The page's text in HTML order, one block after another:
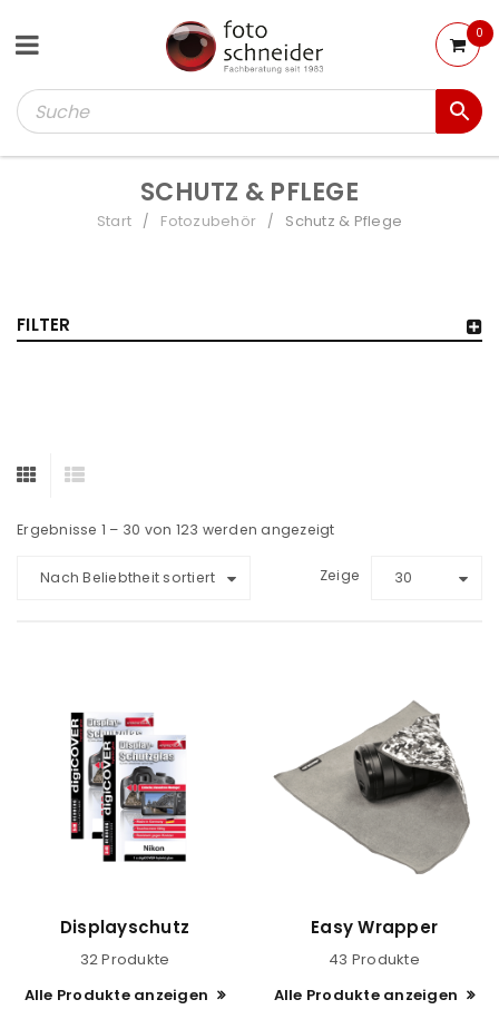
0
SCHUTZ & PFLEGE
Start / Fotozubehör / Schutz & Pflege
FILTER
Ergebnisse 1 – 30 von 123 werden angezeigt
Nach Beliebtheit sortiert Zeige 30
Displayschutz
32 Produkte
Alle Produkte anzeigen
Easy Wrapper
43 Produkte
Alle Produkte anzeigen